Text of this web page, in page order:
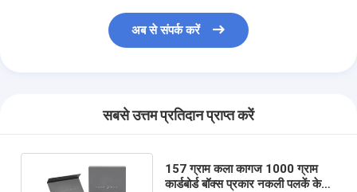
अब से संपर्क करें
सबसे उत्तम प्रतिदान प्राप्त करें
157 ग्राम कला कागज 1000 ग्राम
कार्डबोर्ड बॉक्स प्रकार नकली पलकें के